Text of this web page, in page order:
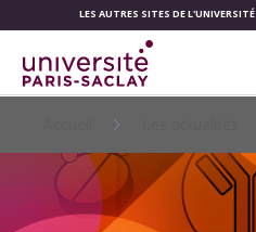
CONTENU
PRINCIPAL
LES AUTRES SITES DE L'UNIVERSITÉ